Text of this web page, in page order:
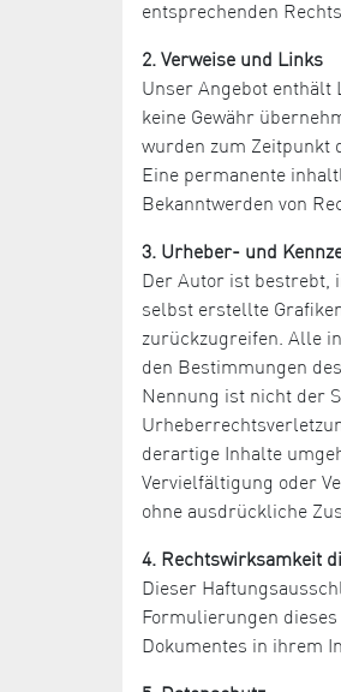
entsprechenden
2. Verweise und Links
Unser Angebot enthält
keine Gewähr
wurden zum Zeitpunkt
Eine permanente
Bekanntwerden von
3. Urheber- und
Der Autor ist bestrebt,
selbst erstellte
zurückzugreifen. Alle
den Bestimmungen
Nennung ist nicht der
derartige Inhalte
Vervielfältigung oder
ohne ausdrückliche
4. Rechtswirksamkeit
Dieser
Formulierungen
Dokumentes in ihrem